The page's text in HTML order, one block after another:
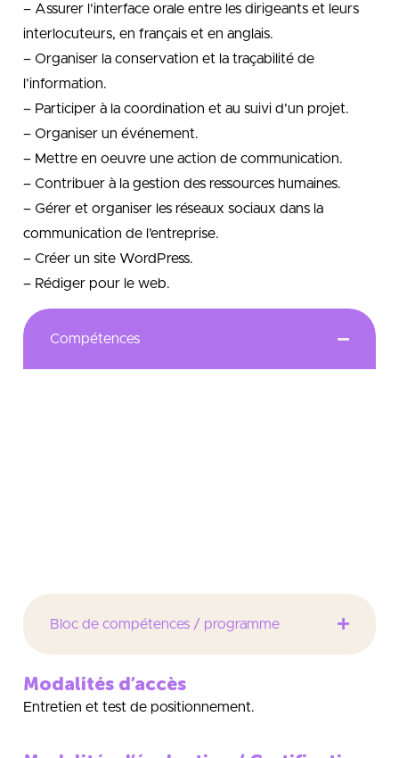
– Assurer l’interface orale entre les dirigeants et leurs
interlocuteurs, en français et en anglais.
– Organiser la conservation et la traçabilité de
l’information.
– Participer à la coordination et au suivi d’un projet.
– Organiser un événement.
– Mettre en oeuvre une action de communication.
– Contribuer à la gestion des ressources humaines.
– Gérer et organiser les réseaux sociaux dans la
communication de l’entreprise.
– Créer un site WordPress.
– Rédiger pour le web.
Compétences
Bloc de compétences / programme
Modalités d’accès
Entretien et test de positionnement.